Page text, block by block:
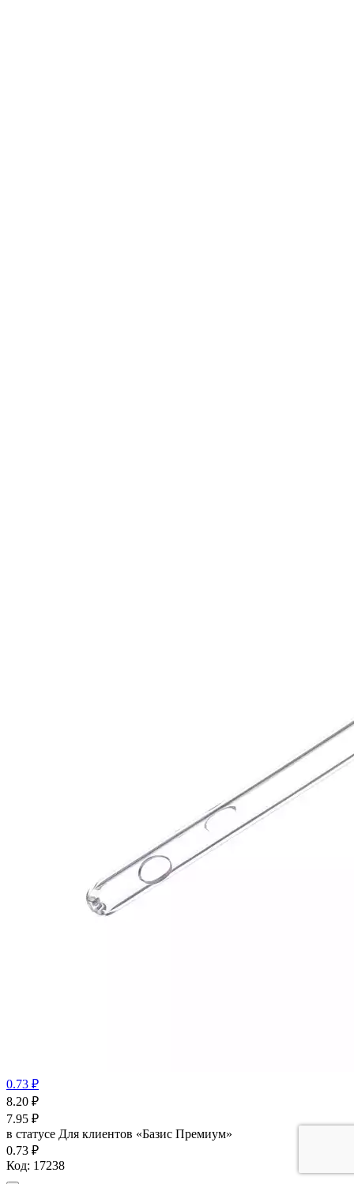
0.73 ₽
8.20 ₽
7.95 ₽
в статусе Для клиентов «Базис Премиум»
0.73 ₽
Код: 17238